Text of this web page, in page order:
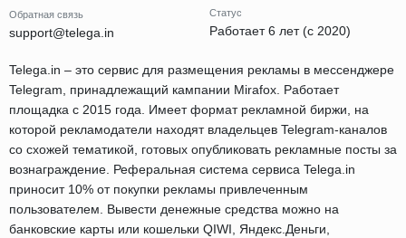
Обратная связь
support@telega.in
Статус
Работает 6 лет (с 2020)
Telega.in – это сервис для размещения рекламы в мессенджере
Telegram, принадлежащий кампании Mirafox. Работает
площадка с 2015 года. Имеет формат рекламной биржи, на
которой рекламодатели находят владельцев Telegram-каналов
со схожей тематикой, готовых опубликовать рекламные посты за
вознаграждение. Реферальная система сервиса Telega.in
приносит 10% от покупки рекламы привлеченным
пользователем. Вывести денежные средства можно на
банковские карты или кошельки QIWI, Яндекс.Деньги,